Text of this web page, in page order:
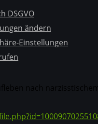
DSGVO
ändern
Einstellungen
nach